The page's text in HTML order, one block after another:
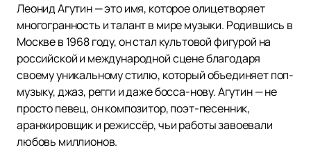
Леонид Агутин — это имя, которое олицетворяет
многогранность и талант в мире музыки. Родившись в
Москве в 1968 году, он стал культовой фигурой на
российской и международной сцене благодаря
своему уникальному стилю, который объединяет поп-
музыку, джаз, регги и даже босса-нову. Агутин — не
просто певец, он композитор, поэт-песенник,
аранжировщик и режиссёр, чьи работы завоевали
любовь миллионов.